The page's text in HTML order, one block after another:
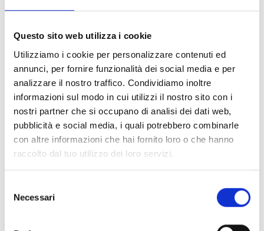
Questo sito web utilizza i cookie
Utilizziamo i cookie per personalizzare contenuti ed
annunci, per fornire funzionalità dei social media e per
analizzare il nostro traffico. Condividiamo inoltre
informazioni sul modo in cui utilizzi il nostro sito con i
nostri partner che si occupano di analisi dei dati web,
pubblicità e social media, i quali potrebbero combinarle
con altre informazioni che hai fornito loro o che hanno
raccolto dal tuo utilizzo dei loro servizi.
delNecessari
Discovery Marine
¿Te interesa este producto?
Solicita
más
Encuentra
un
distribuidor